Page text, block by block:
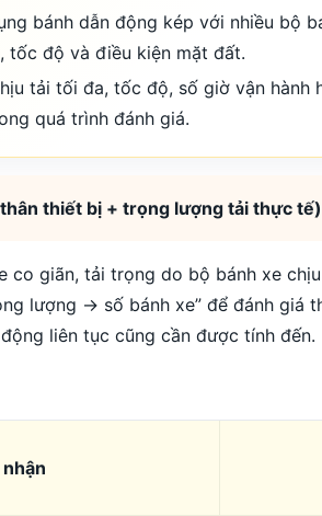
bánh dẫn động kép với nhiều bộ
tốc độ và điều kiện mặt đất.
tải tối đa, tốc độ, số giờ vận hành
quá trình đánh giá.
thiết bị + trọng lượng tải thực
co giãn, tải trọng do bộ bánh xe
lượng -> số bánh xe” để đánh giá
liên tục cũng cần được tính đến.